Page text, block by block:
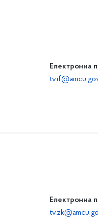
Електронна
Електронна